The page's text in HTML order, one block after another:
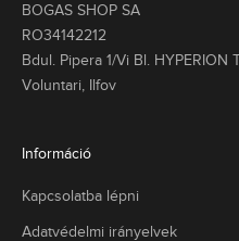
BOGAS SHOP SA
RO34142212
Bdul. Pipera 1/Vi Bl. HYPERION
Voluntari, Ilfov
Információ
Kapcsolatba lépni
Adatvédelmi irányelvek